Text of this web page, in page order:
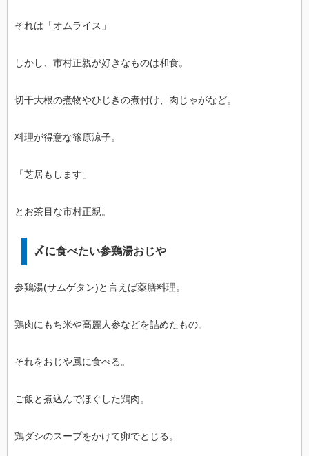
それは「オムライス」
しかし、市村正親が好きなものは和食。
切干大根の煮物やひじきの煮付け、肉じゃがなど。
料理が得意な篠原涼子。
「芝居もします」
とお茶目な市村正親。
〆に食べたい参鶏湯おじや
参鶏湯(サムゲタン)と言えば薬膳料理。
鶏肉にもち米や高麗人参などを詰めたもの。
それをおじや風に食べる。
ご飯と煮込んでほぐした鶏肉。
鶏ダシのスープをかけて卵でとじる。